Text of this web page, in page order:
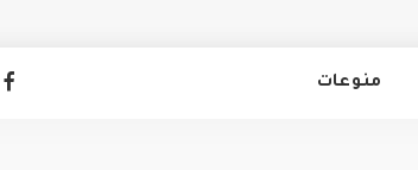
منوعات